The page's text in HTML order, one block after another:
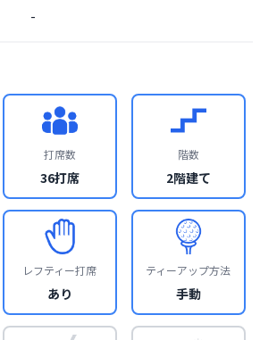
-
打席数
36打席
階数
2階建て
レフティー打席
あり
ティーアップ方法
手動